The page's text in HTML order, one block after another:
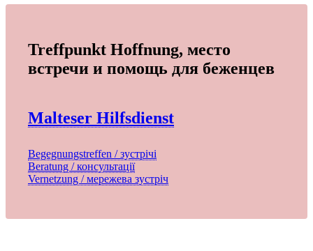
Treffpunkt Hoffnung, место
встречи и помощь для беженцев
Malteser Hilfsdienst
Begegnungstreffen / зустрічі
Beratung / консультації
Vernetzung / мережева зустріч